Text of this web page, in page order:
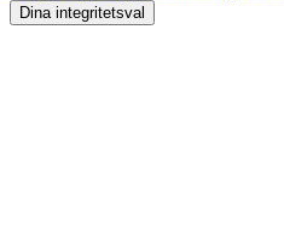
Dina integritetsval